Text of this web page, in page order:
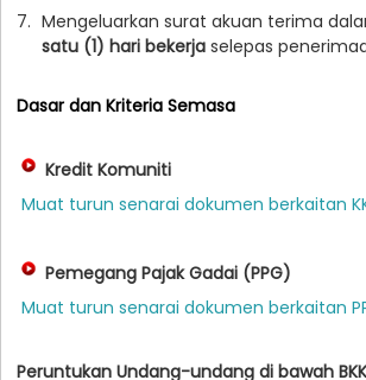
7. Mengeluarkan surat akuan terima
satu (1) hari bekerja selepas
Dasar dan Kriteria Semasa
Kredit Komuniti
Muat turun senarai dokumen berkaitan
Pemegang Pajak Gadai (PPG)
Muat turun senarai dokumen berkaitan
Peruntukan Undang-undang di bawah